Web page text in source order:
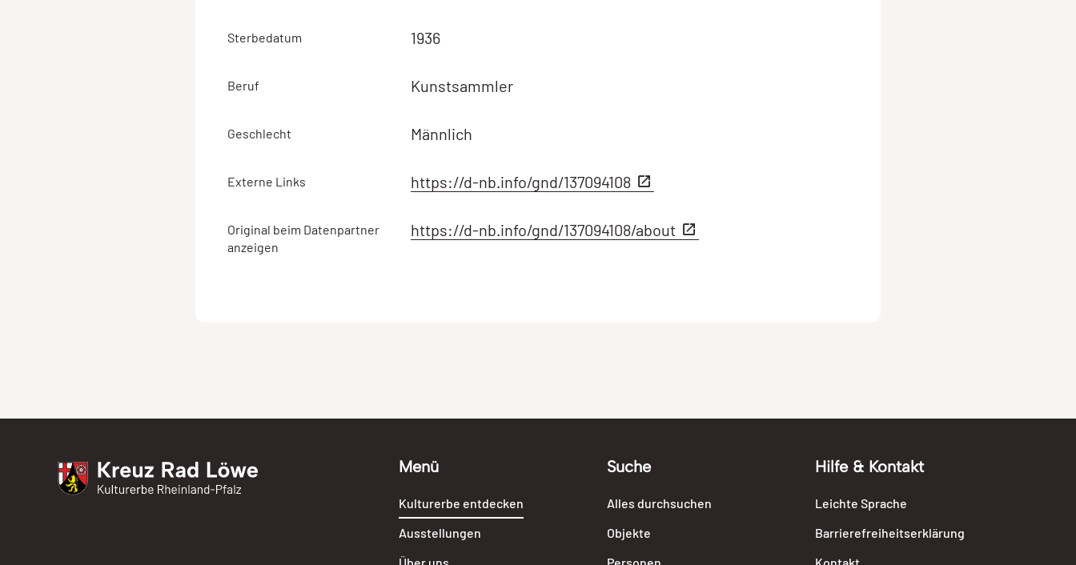
Sterbedatum 1936
Beruf Kunstsammler
Geschlecht Männlich
Externe Links https://d-nb.info/gnd/137094108
Original beim Datenpartner
anzeigen
https://d-nb.info/gnd/137094108/about
Menü
Kulturerbe entdecken
Ausstellungen
Suche
Alles durchsuchen
Objekte
Hilfe & Kontakt
Leichte Sprache
Barrierefreiheitserklärung